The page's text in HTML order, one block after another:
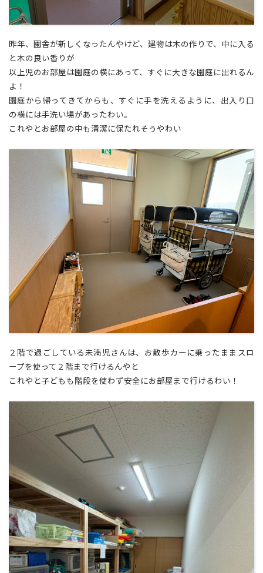
昨年、園舎が新しくなったんやけど、建物は木の作りで、中に入る
と木の良い香りが😊
以上児のお部屋は園庭の横にあって、すぐに大きな園庭に出れるん
よ！
園庭から帰ってきてからも、すぐに手を洗えるように、出入り口
の横には手洗い場があったわい。
これやとお部屋の中も清潔に保たれそうやわい✨
２階で過ごしている未満児さんは、お散歩カーに乗ったままスロ
ープを使って２階まで行けるんやと✨
これやと子どもも階段を使わず安全にお部屋まで行けるわい！